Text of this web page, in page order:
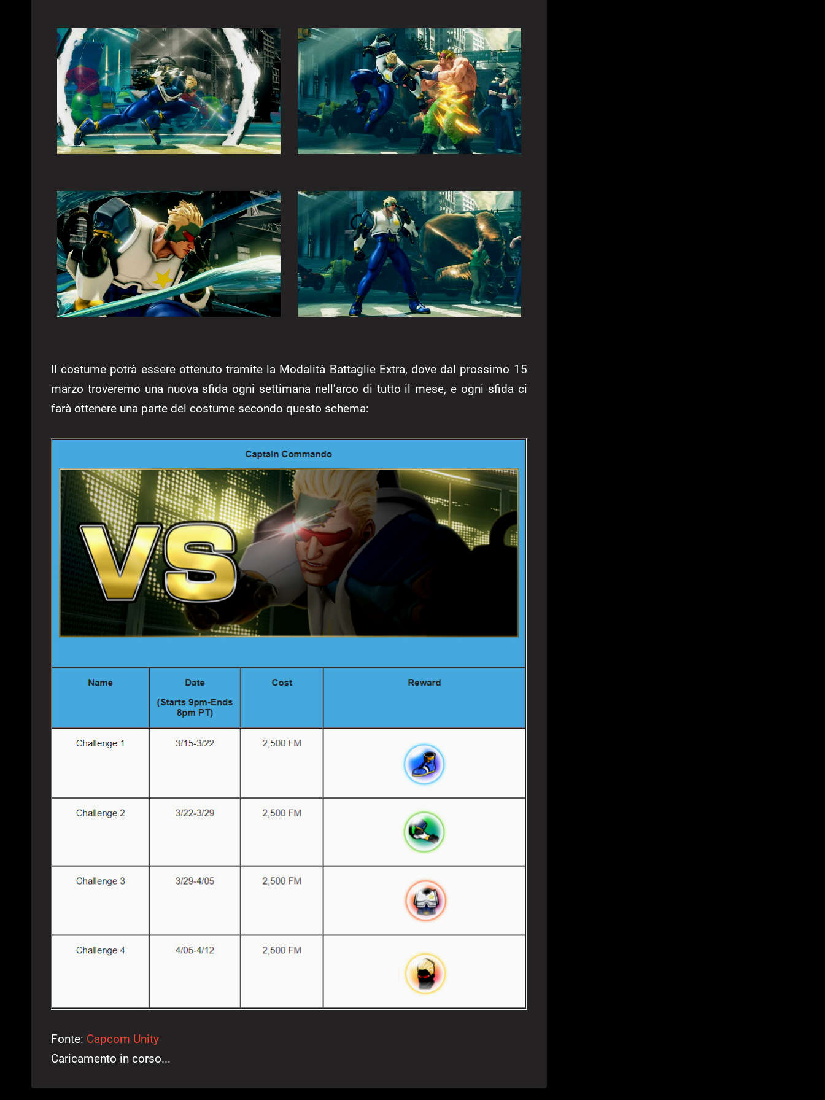
Il costume potrà essere ottenuto tramite la Modalità Battaglie Extra, dove dal prossimo 15
marzo troveremo una nuova sfida ogni settimana nell’arco di tutto il mese, e ogni sfida ci
farà ottenere una parte del costume secondo questo schema:
Fonte: Capcom Unity
Caricamento in corso...